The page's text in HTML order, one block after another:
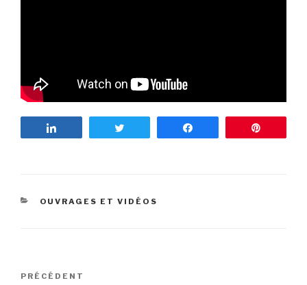
CATÉGORIES
OUVRAGES ET VIDÉOS
Navigation
Article
PRÉCÉDENT